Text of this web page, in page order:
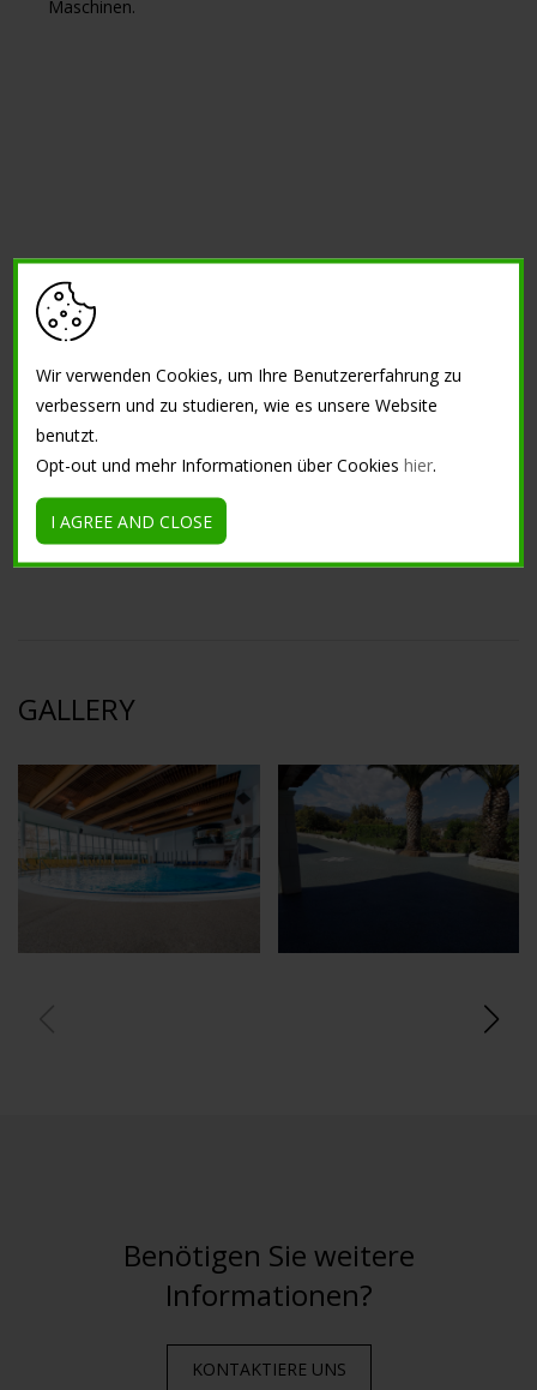
Maschinen.
DOWNLOAD
OUTDOOR & MORE
GALLERY
Benötigen Sie weitere
Informationen?
KONTAKTIERE UNS
Wir verwenden Cookies, um Ihre Benutzererfahrung zu
verbessern und zu studieren, wie es unsere Website
benutzt.
Opt-out und mehr Informationen über Cookieshier.
I AGREE AND CLOSE